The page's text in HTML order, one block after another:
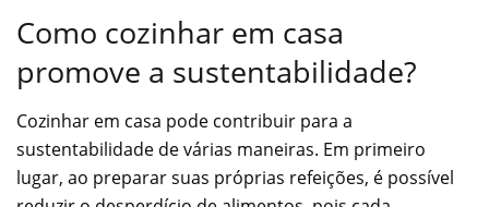
Como cozinhar em casa
promove a sustentabilidade?
Cozinhar em casa pode contribuir para a
sustentabilidade de várias maneiras. Em primeiro
lugar, ao preparar suas próprias refeições, é possível